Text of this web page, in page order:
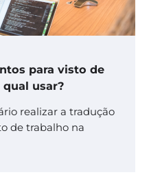
para visto de
usar?
realizar a tradução
de trabalho na